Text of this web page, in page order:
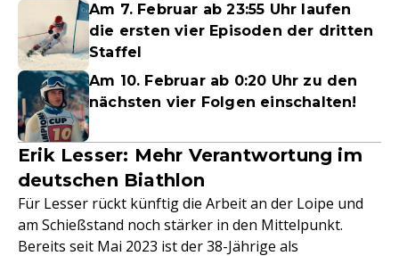
Am 7. Februar ab 23:55 Uhr laufen
die ersten vier Episoden der dritten
Staffel
Am 10. Februar ab 0:20 Uhr zu den
nächsten vier Folgen einschalten!
Erik Lesser: Mehr Verantwortung im
deutschen Biathlon
Für Lesser rückt künftig die Arbeit an der Loipe und
am Schießstand noch stärker in den Mittelpunkt.
Bereits seit Mai 2023 ist der 38-Jährige als